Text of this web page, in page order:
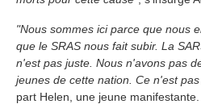
"Nous sommes ici parce que nous
que le SRAS nous fait subir. La
n'est pas juste. Nous n'avons pas
jeunes de cette nation. Ce n'est pas
part Helen, une jeune manifestante.